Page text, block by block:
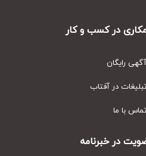
در کسب و کار
رایگان
در آفتاب
با ما
در خبرنامه